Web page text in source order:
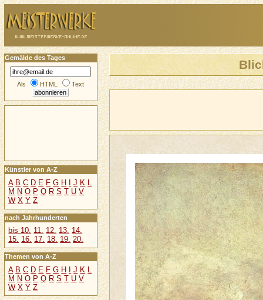
Gemälde des Tages
Als HTML Text
Künstler von A-Z
A B C D E F G H J K L
M N O P Q R S T U V
W X Y Z
nach Jahrhunderten
bis 10. 11. 12. 13. 14.
15. 16. 17. 18. 19. 20.
Themen von A-Z
A B C D E F G H I J K L
M N O P Q R S T U V
W X Y Z